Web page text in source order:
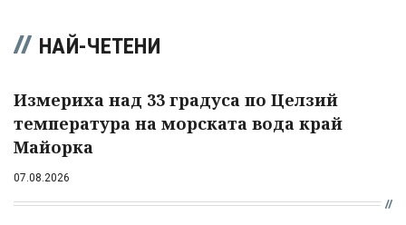
НАЙ-ЧЕТЕНИ
Измериха над 33 градуса по Целзий
температура на морската вода край
Майорка
07.08.2026